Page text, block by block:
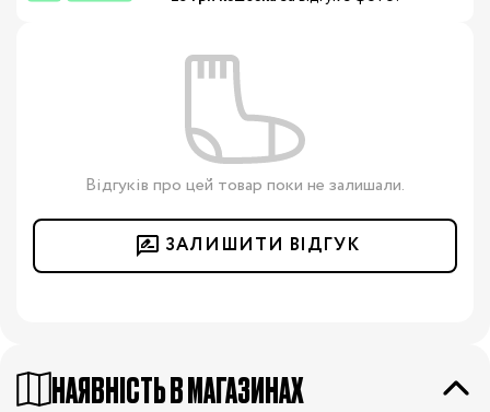
Відгуків про цей товар поки не залишали.
ЗАЛИШИТИ ВІДГУК
НАЯВНІСТЬ В МАГАЗИНАХ